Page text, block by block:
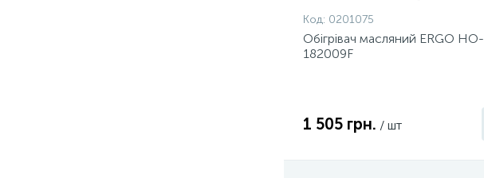
Код: 0201075
Обігрівач масляний ERGO HO-
182009F
1 505 грн. / шт